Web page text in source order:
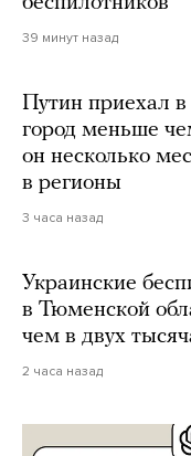
39 минут назад
Путин приехал
город меньше
он несколько
в регионы
3 часа назад
Украинские
в Тюменской
чем в двух
2 часа назад